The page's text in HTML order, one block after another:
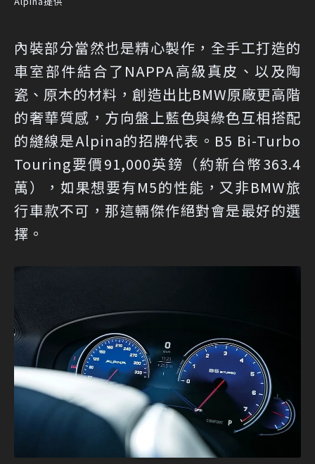
內裝部分當然也是精心製作，全手工打造的
車室部件結合了NAPPA高級真皮、以及陶
瓷、原木的材料，創造出比BMW原廠更高階
的奢華質感，方向盤上藍色與綠色互相搭配
的縫線是Alpina的招牌代表。B5 Bi-Turbo
Touring要價91,000英鎊（約新台幣363.4
萬），如果想要有M5的性能，又非BMW旅
行車款不可，那這輛傑作絕對會是最好的選
擇。